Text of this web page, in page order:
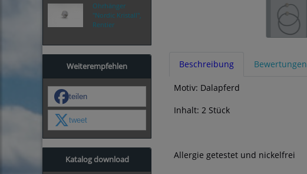
Ohrhänger
"Nordic Kristall",
Rentier
Weiterempfehlen
teilen
tweet
Katalog download
Beschreibung Bewertungen
Motiv: Dalapferd
Inhalt: 2 Stück
Allergie getestet und nickelfrei